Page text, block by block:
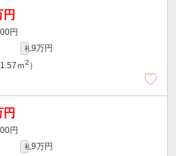
円
円
礼9万円
ｍ2 ）
円
円
礼9万円